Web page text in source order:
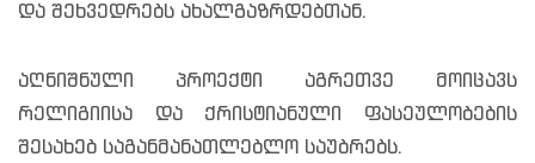
და შეხვედრებს ახალგაზრდებთან.
აღნიშნული პროექტი აგრეთვე მოიცავს
რელიგიისა და ქრისტიანული ფასეულობების
შესახებ საგანმანათლებლო საუბრებს.